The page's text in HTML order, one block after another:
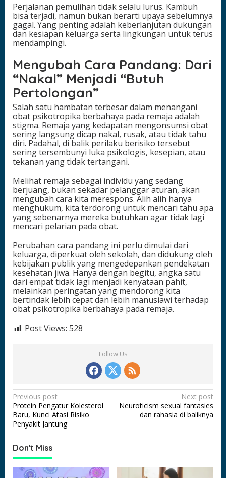
Perjalanan pemulihan tidak selalu lurus. Kambuh
bisa terjadi, namun bukan berarti upaya sebelumnya
gagal. Yang penting adalah keberlanjutan dukungan
dan kesiapan keluarga serta lingkungan untuk terus
mendampingi.
Mengubah Cara Pandang: Dari
“Nakal” Menjadi “Butuh
Pertolongan”
Salah satu hambatan terbesar dalam menangani
obat psikotropika berbahaya pada remaja adalah
stigma. Remaja yang kedapatan mengonsumsi obat
sering langsung dicap nakal, rusak, atau tidak tahu
diri. Padahal, di balik perilaku berisiko tersebut
sering tersembunyi luka psikologis, kesepian, atau
tekanan yang tidak tertangani.
Melihat remaja sebagai individu yang sedang
berjuang, bukan sekadar pelanggar aturan, akan
mengubah cara kita merespons. Alih alih hanya
menghukum, kita terdorong untuk mencari tahu apa
yang sebenarnya mereka butuhkan agar tidak lagi
mencari pelarian pada obat.
Perubahan cara pandang ini perlu dimulai dari
keluarga, diperkuat oleh sekolah, dan didukung oleh
kebijakan publik yang mengedepankan pendekatan
kesehatan jiwa. Hanya dengan begitu, angka satu
dari empat tidak lagi menjadi kenyataan pahit,
melainkan peringatan yang mendorong kita
bertindak lebih cepat dan lebih manusiawi terhadap
obat psikotropika berbahaya pada remaja.
Post Views: 528
Follow Us
P
o
s
t
n
a
Previous post
Protein Pengatur Kolesterol
Baru, Kunci Atasi Risiko
Penyakit Jantung
Next post
Neuroticism sexual fantasies
dan rahasia di baliknya
Don't Miss